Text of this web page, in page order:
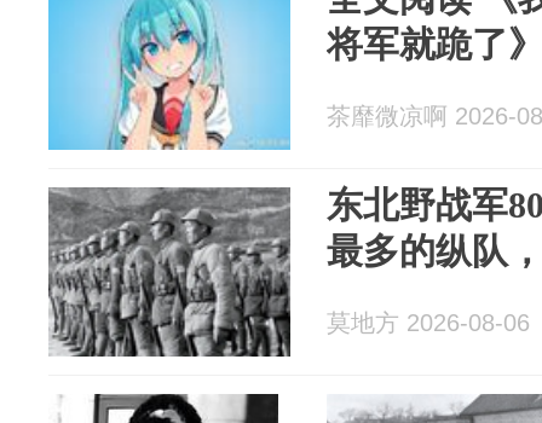
将军就跪了
茶靡微凉啊 2026-
东北野战军
最多的纵队
莫地方 2026-08-06